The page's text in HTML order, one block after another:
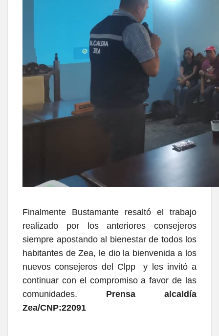
Finalmente Bustamante resaltó el trabajo
realizado por los anteriores consejeros
siempre apostando al bienestar de todos los
habitantes de Zea, le dio la bienvenida a los
nuevos consejeros del Clpp y les invitó a
continuar con el compromiso a favor de las
comunidades.
Prensa alcaldía
Zea/CNP:22091